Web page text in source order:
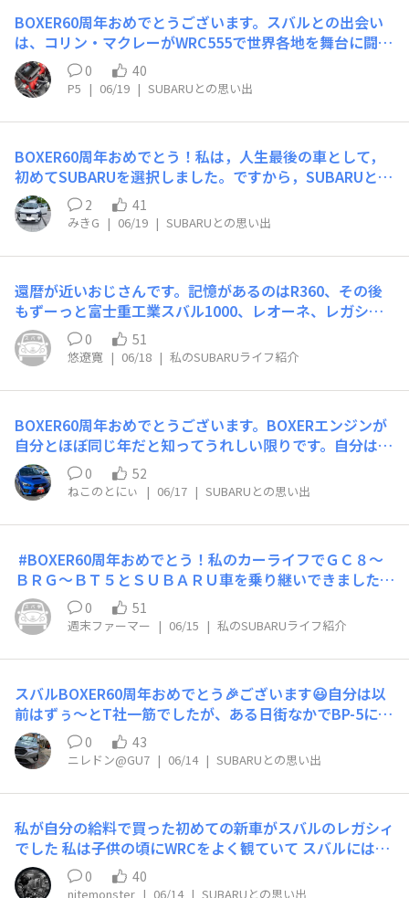
Gに。ハイオクなのがちょっと気になりますが、深めの雪
道でも安心感の一択ですね。
BOXER60周年おめでとうございます。スバルとの出会い
は、コリン・マクレーがWRC555で世界各地を舞台に闘っ
ている姿ですね。本当にかっこよくて、何度も何度も動画
を繰り返し観てました。20年が過ぎて息子たちが手を離
れるころ、中古の涙目インプGDB E型を購入。マフラーと
ステアリングを交換し、さらにフルバケシートにしてWR
ど、いよいよ旧車かな？維持できるかな？と整備士さんに
聞いたら、なんと、整備士さんがガチでEJ20ファイナル
エディションを当選してたのを2025年11月まで内緒に
し、屋内保管で走行距離はまさかの80キロの極上車。こ
インプは息子が買いました。通称ファイくんと来週から１
週間北海道ツーリング！とても楽しみです。これからも大
切にしていきます。ちなみに、涙目インプを買うとき、目
の前で、まさかの22Bが整備中。資金がなくあきらめまし
たが、買ってたら今も維持できたかな？
0 40
P5 | 06/19 | SUBARUとの思い出
​BOXER60周年おめでとう！私は，人生最後の車として，
初めてSUBARUを選択しました。ですから，SUBARUとの
思い出は，これから相棒のトレイルシーカーくんと共に作
って行きます。免許書の返納後は，我が家の蓄電池として
ずっと一緒にいたいなぁ (笑)
2 41
みきG | 06/19 | SUBARUとの思い出
還暦が近いおじさんです。記憶があるのはR360、その後
もずーっと富士重工業スバル1000、レオーネ、レガシー
自分で初めて買った車は、レックス550ｃｃスーパーチャ
ージャー付のキャンバストップ軽すぎる車でしたねぇ就職
して、自宅のメインを私が買うことにレガシーから2代目
レガシーGT、2ステージツインターボ。早かった、キック
WRX結婚してフォレスター今乗っているのは3台目のフォ
レスター子供たちは、スバルしか乗っていません。
0 51
悠遼寛 | 06/18 | 私のSUBARUライフ紹介
BOXER60周年おめでとうございます。BOXERエンジンが
自分とほぼ同じ年だと知ってうれしい限りです。自分は20
06年にレガシィB4 2.0 spec.Bで初めてEJ20に乗り、20年
が経ちました。今も329馬力のEJ20です（S208）。抽選
に当選したメールを見たときの震えは今でも覚えていま
す。以来、BRZ GT300の追っかけも始め、SUBARUと楽
いましたが、自分の車は大切に乗ろうと思っています。
0 52
ねこのとにぃ | 06/17 | SUBARUとの思い出
​ #BOXER60周年おめでとう！私のカーライフでＧＣ８～
ＢＲＧ～ＢＴ５とＳＵＢＡＲＵ車を乗り継いできました
が、ＢＯＸＥＲサウンドと言う事ではＧＣ８（ＷＲＸ）が
一番ドロドロと独特の音を奏でており一番思い出深いで
す。エンジンではＥＪ２０～ＦＡ２０～ＣＢ１８と全てタ
ーボモデルでＣＢ以外は超過激なモデルでした。年齢も重
ます。
0 51
週末ファーマー | 06/15 | 私のSUBARUライフ紹介
スバルBOXER60周年おめでとう🎉ございます😃自分は以
前はずぅ〜とT社一筋でしたが、ある日街なかでBP-5に一
目惚れ♥を撃ち抜かれた感じで、2004年式のBP-5を10
年、2015年式のVAGを10年、そして2025年式のGU7へと
気付けばスバル車から離れられなくなりました👍色はず
ぅ〜とグレー＆シルバー系ですねぇ～😁これからも70、8
す！おめでとうございます🎉
0 43
ニレドン@GU7 | 06/14 | SUBARUとの思い出
私が自分の給料で買った初めての新車がスバルのレガシィ
でした 私は子供の頃にWRCをよく観ていて スバルには思
い入れがありました あの青い小さな車が クルクルと向き
を変えながら土煙をあげて走ってく姿が堪らなくかっこよ
0 40
nitemonster | 06/14 | SUBARUとの思い出